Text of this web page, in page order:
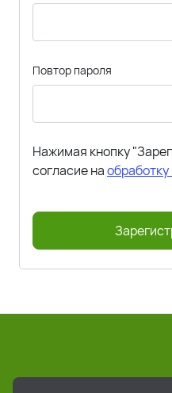
Повтор пароля
Нажимая кнопку
согласие на